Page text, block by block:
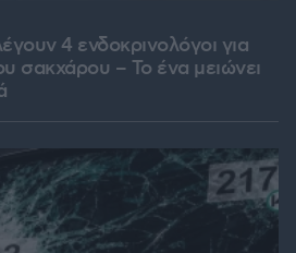
4 ενδοκρινολόγοι για
σακχάρου – Το ένα μειώνει